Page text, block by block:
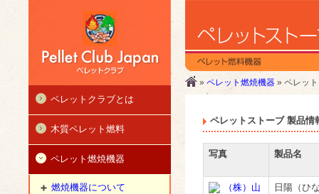
» ペレット燃焼機器 » ペレッ
ペレットストーブ 製品情
写真 製品名
日陽（ひ
ペレットクラブとは
木質ペレット燃料
ペレット燃焼機器
燃焼機器について